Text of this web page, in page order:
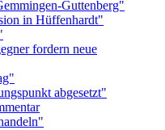
Guttenberg"
in Hüffenhardt"
fordern neue
abgesetzt"